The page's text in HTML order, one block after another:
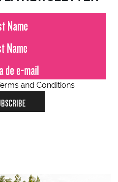
and Conditions